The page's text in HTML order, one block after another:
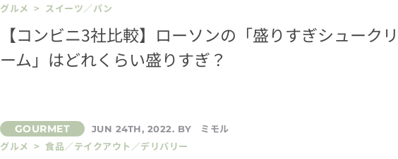
グルメ > スイーツ／パン
【コンビニ3社比較】ローソンの「盛りすぎシュークリ
ーム」はどれくらい盛りすぎ？
JUN 24TH, 2022. BY
ミモル
グルメ > 食品／テイクアウト／デリバリー